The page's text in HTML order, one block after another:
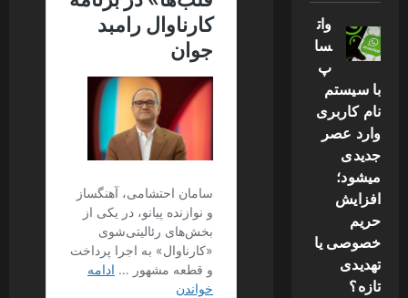
وات
سا
پ
با سیستم
نام کاربری
وارد عصر
جدیدی
میشود؛
افزایش
حریم
خصوصی یا
تهدیدی
تازه؟